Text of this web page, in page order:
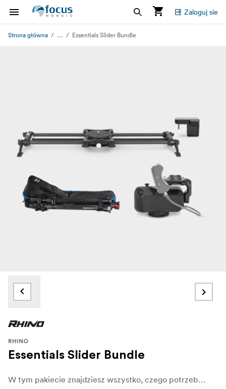
Zaloguj sie
Strona główna ... Essentials Slider Bundle
RHINO
Essentials Slider Bundle
W tym pakiecie znajdziesz wszystko, czego potrzebujesz, aby dodać napęd do swojego slidera i zacząć korzystać z niesamowitego trzyosiowego systemu motion control.